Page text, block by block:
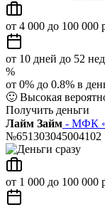
от 4 000 до 100 000
от 10 дней до 52
%
от 0% до 0.8% в
🙂 Высокая
Получить деньги
Лайм Займ - МФК
№651303045004102
от 1 000 до 100 000